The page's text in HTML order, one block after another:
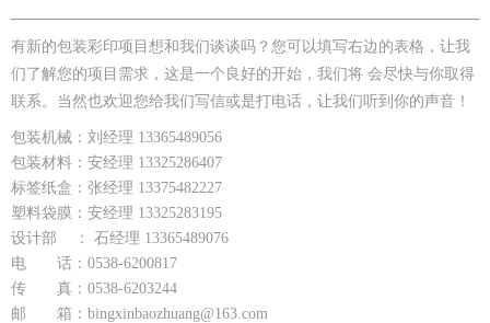
有新的包装彩印项目想和我们谈谈吗？您可以填写右边的表格，让我
们了解您的项目需求，这是一个良好的开始，我们将 会尽快与你取得
联系。当然也欢迎您给我们写信或是打电话，让我们听到你的声音！
包装机械：刘经理 13365489056
包装材料：安经理 13325286407
标签纸盒：张经理 13375482227
塑料袋膜：安经理 13325283195
设计部 ： 石经理 13365489076
电 话：0538-6200817
传 真：0538-6203244
邮 箱：bingxinbaozhuang@163.com